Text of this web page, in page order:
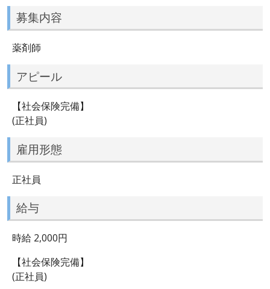
募集内容
薬剤師
アピール
【社会保険完備】
(正社員)
雇用形態
正社員
給与
時給 2,000円
【社会保険完備】
(正社員)